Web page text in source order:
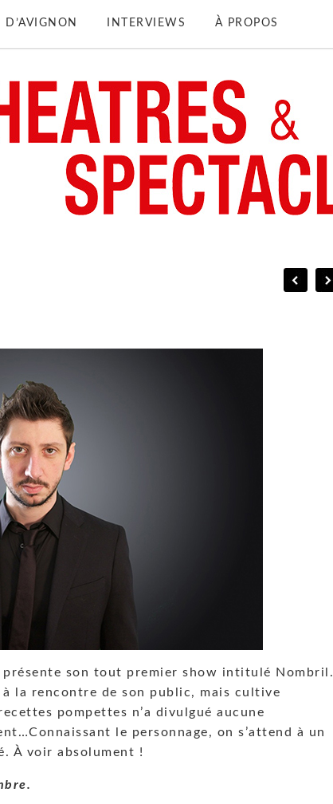
D’AVIGNON INTERVIEWS À PROPOS
présente son tout premier show intitulé Nombril.
à la rencontre de son public, mais cultive
pompettes n’a divulgué aucune
le personnage, on s’attend à un
À voir absolument !